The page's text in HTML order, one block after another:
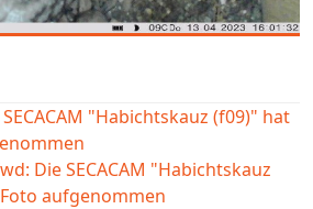
"Habichtskauz (f09)" hat
Die SECACAM "Habichtskauz
aufgenommen